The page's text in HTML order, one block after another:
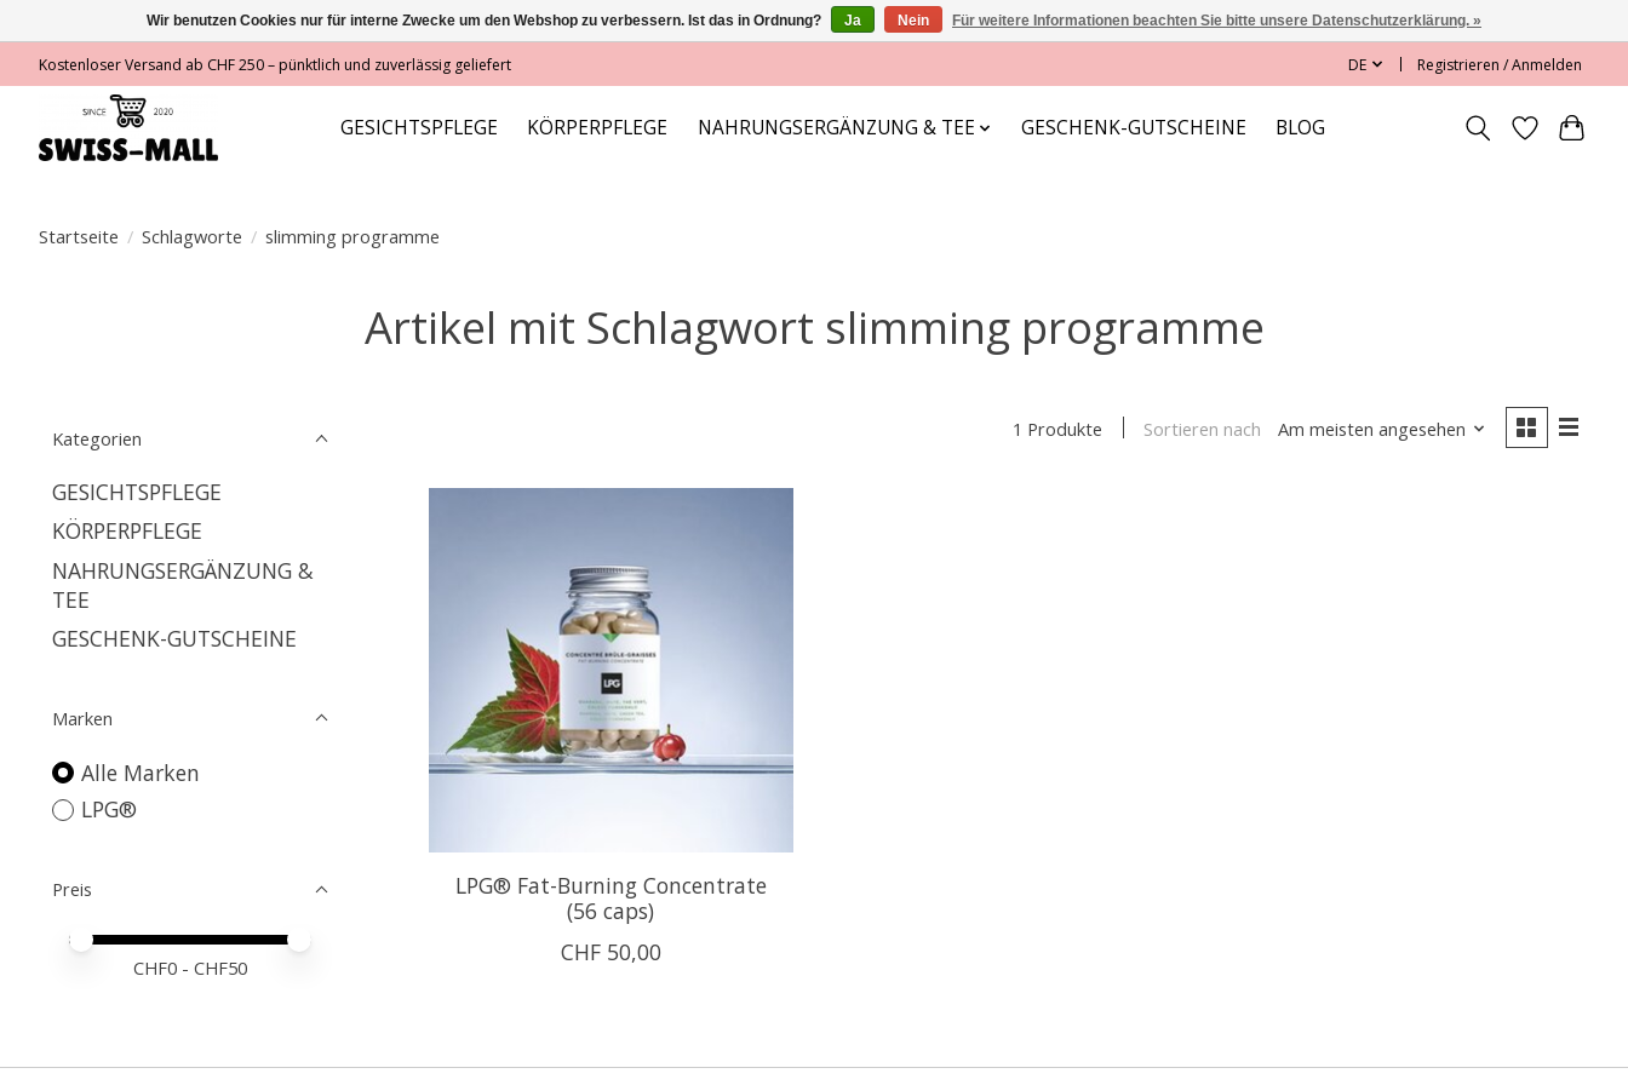
Kostenloser Versand ab CHF 250 – pünktlich und zuverlässig geliefert DE Registrieren / Anmelden
GESICHTSPFLEGE KÖRPERPFLEGE NAHRUNGSERGÄNZUNG & TEE GESCHENK-GUTSCHEINE BLOG
Startseite / Schlagworte / slimming programme
Artikel mit Schlagwort slimming programme
Kategorien
GESICHTSPFLEGE
KÖRPERPFLEGE
NAHRUNGSERGÄNZUNG &
TEE
GESCHENK-GUTSCHEINE
Marken
Alle Marken
LPG®
Preis
Preis – Mindestwert
Price maximum value
CHF0 - CHF50
1 Produkte Sortieren nach Am meisten angesehen
LPG® Fat-Burning Concentrate
(56 caps)
CHF 50,00
Wir benutzen Cookies nur für interne Zwecke um den Webshop zu verbessern. Ist das in Ordnung? Ja Nein Für weitere Informationen beachten Sie bitte unsere Datenschutzerklärung. »